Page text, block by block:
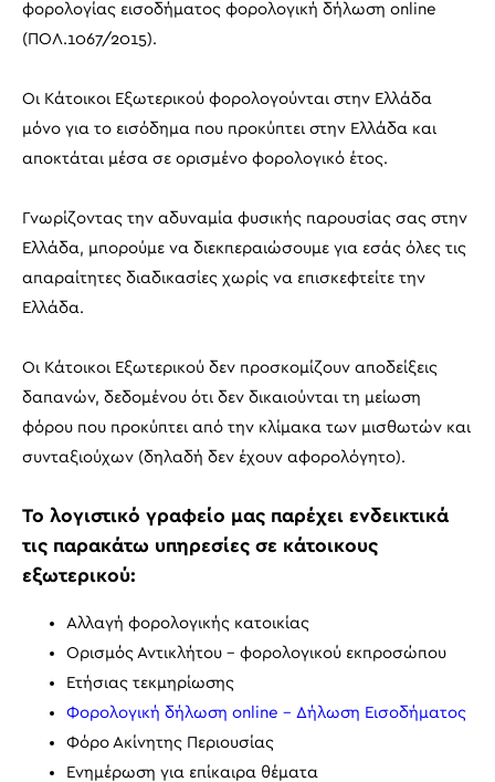
φορολογίας εισοδήματος φορολογική δήλωση online
(ΠΟΛ.1067/2015).
Οι Κάτοικοι Εξωτερικού φορολογούνται στην Ελλάδα
μόνο για το εισόδημα που προκύπτει στην Ελλάδα και
αποκτάται μέσα σε ορισμένο φορολογικό έτος.
Γνωρίζοντας την αδυναμία φυσικής παρουσίας σας στην
Ελλάδα, μπορούμε να διεκπεραιώσουμε για εσάς όλες τις
απαραίτητες διαδικασίες χωρίς να επισκεφτείτε την
Ελλάδα.
Οι Κάτοικοι Εξωτερικού δεν προσκομίζουν αποδείξεις
δαπανών, δεδομένου ότι δεν δικαιούνται τη μείωση
φόρου που προκύπτει από την κλίμακα των μισθωτών και
συνταξιούχων (δηλαδή δεν έχουν αφορολόγητο).
Το λογιστικό γραφείο μας παρέχει ενδεικτικά
τις παρακάτω υπηρεσίες σε κάτοικους
εξωτερικού:
Αλλαγή φορολογικής κατοικίας
Ορισμός Αντικλήτου – φορολογικού εκπροσώπου
Ετήσιας τεκμηρίωσης
Φορολογική δήλωση online – Δήλωση Εισοδήματος
Φόρο Ακίνητης Περιουσίας
Ενημέρωση για επίκαιρα θέματα